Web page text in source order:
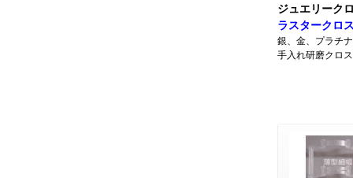
ジュエリーク
ラスタークロ
銀、金、プラチ
手入れ研磨クロ